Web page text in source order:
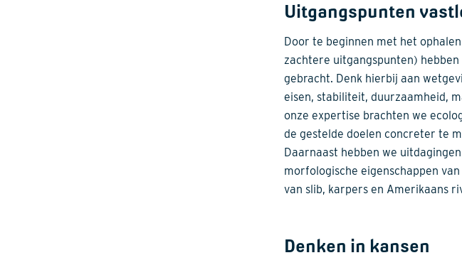
Uitgangspunten
Door te beginnen met het
zachtere uitgangspunten)
gebracht. Denk hierbij aan
eisen, stabiliteit, duurzaamheid,
onze expertise brachten we
de gestelde doelen concreter te
Daarnaast hebben we
morfologische eigenschappen
van slib, karpers en Amerikaans
Denken in kansen